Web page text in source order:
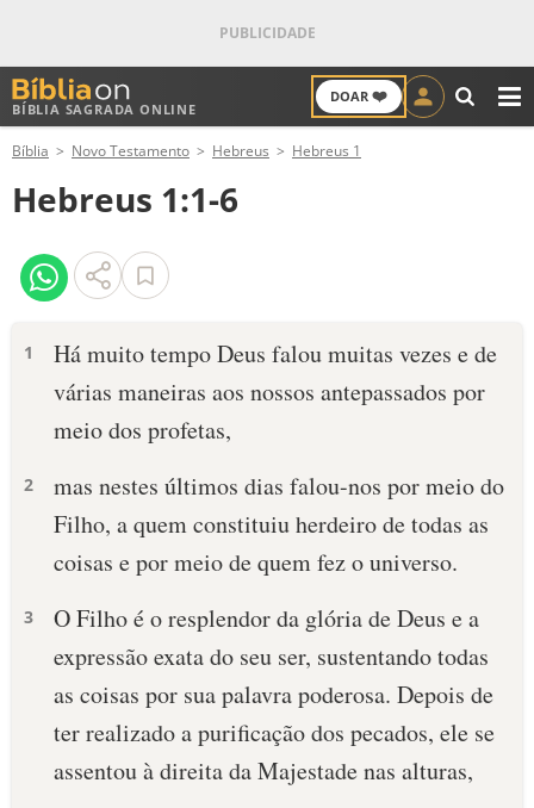
BÍBLIA SAGRADA ONLINE
DOAR ❤️
ANTIGO TESTAMENTO
NOVO TESTAMENTO
VERSÍCULOS
PALAVRA DO DIA
DEVOCIONAL DIÁRIO
10 MANDAMENTOS
ESBOÇOS DE PREGAÇÃO
Bíblia Novo Testamento Hebreus Hebreus 1
Hebreus 1:1-6
1
Há muito tempo Deus falou muitas vezes e de
várias maneiras aos nossos antepassados por
meio dos profetas,
2
mas nestes últimos dias falou-nos por meio do
Filho, a quem constituiu herdeiro de todas as
coisas e por meio de quem fez o universo.
3
O Filho é o resplendor da glória de Deus e a
expressão exata do seu ser, sustentando todas
as coisas por sua palavra poderosa. Depois de
ter realizado a purificação dos pecados, ele se
assentou à direita da Majestade nas alturas,